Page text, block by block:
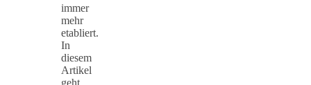
immer
mehr
etabliert.
In
diesem
Artikel
geht